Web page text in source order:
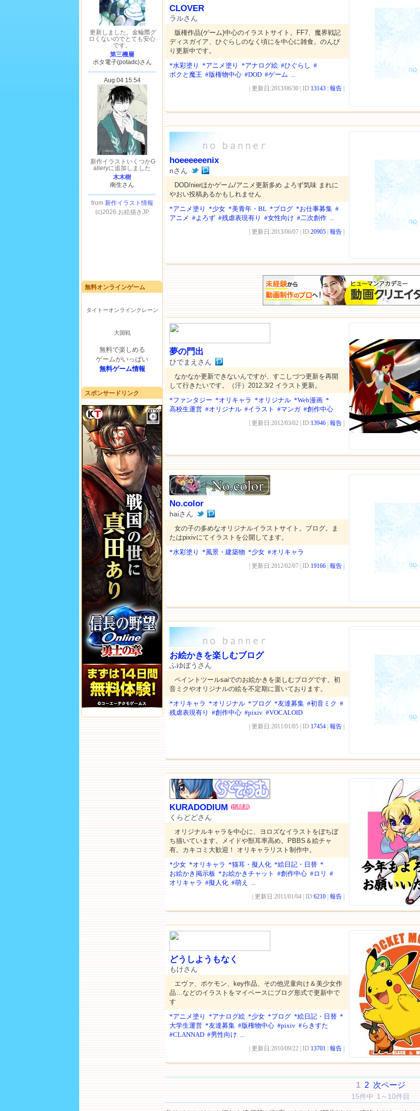
無料オンラインゲーム
タイトーオンラインクレーン
大国戦
無料で楽しめる
ゲームがいっぱい
無料ゲーム情報
スポンサードリンク
CLOVER
ラルさん
版権作品(ゲーム)中心のイラストサイト。FF7、魔界戦記
ディスガイア、ひぐらしのなく頃にを中心に雑食。のんび
り更新中です。
*水彩塗り *アニメ塗り *アナログ絵 #ひぐらし #
ボクと魔王 #版権物中心 #DOD #ゲーム ...
| 更新日:2013/06/30 | ID:13143 報告
hoeeeeeenix
nさん
DOD/nierほかゲーム/アニメ更新多め よろず気味 まれに
やおい投稿あるかもしれません
*アニメ塗り *少女 *美青年・BL *ブログ *お仕事募集 #
アニメ #よろず #残虐表現有り #女性向け #二次創作 ...
| 更新日:2013/06/07 | ID:20905 報告
夢の門出
ひでまえさん
なかなか更新できないんですが、すこしづつ更新を再開
して行きたいです。（汗）2012.3/2 イラスト更新。
*ファンタジー *オリキャラ *オリジナル *Web漫画 *
高校生運営 #オリジナル #イラスト #マンガ #創作中心
| 更新日:2012/03/02 | ID:13946 報告
No.color
haiさん
女の子の多めなオリジナルイラストサイト。ブログ。ま
たはpixivにてイラストを公開してます。
*水彩塗り *風景・建築物 *少女 #オリキャラ
| 更新日:2012/02/07 | ID:19166 報告
お絵かきを楽しむブログ
ふゆぼうさん
ペイントツールsaiでのお絵かきを楽しむブログです。初
音ミクやオリジナルの絵を不定期に置いております。
*オリキャラ *オリジナル *ブログ *友達募集 #初音ミク #
残虐表現有り #創作中心 #pixiv #VOCALOID
| 更新日:2011/01/05 | ID:17454 報告
KURADODIUM
くらどどさん
オリジナルキャラを中心に、ヨロズなイラストをぼちぼ
ち描いています。メイドや獣耳率高め。PBBS＆絵チャ
有。カキコミ大歓迎！ オリキャラリスト制作中。
*少女 *オリキャラ *猫耳・擬人化 *絵日記・日替 *
お絵かき掲示板 *お絵かきチャット #創作中心 #ロリ #
オリキャラ #擬人化 #萌え ...
| 更新日:2011/01/04 | ID:6210 報告
どうしようもなく
もけさん
エヴァ、ポケモン、key作品、その他児童向け＆美少女作
品…などのイラストをマイペースにブログ形式で更新中で
す
*アニメ塗り *アナログ絵 *少女 *ブログ *絵日記・日替 *
大学生運営 *友達募集 #版権物中心 #pixiv #らきすた
#CLANNAD #男性向け ...
| 更新日:2010/09/22 | ID:13701 報告
1 2 次ページ
15件中 1～10件目